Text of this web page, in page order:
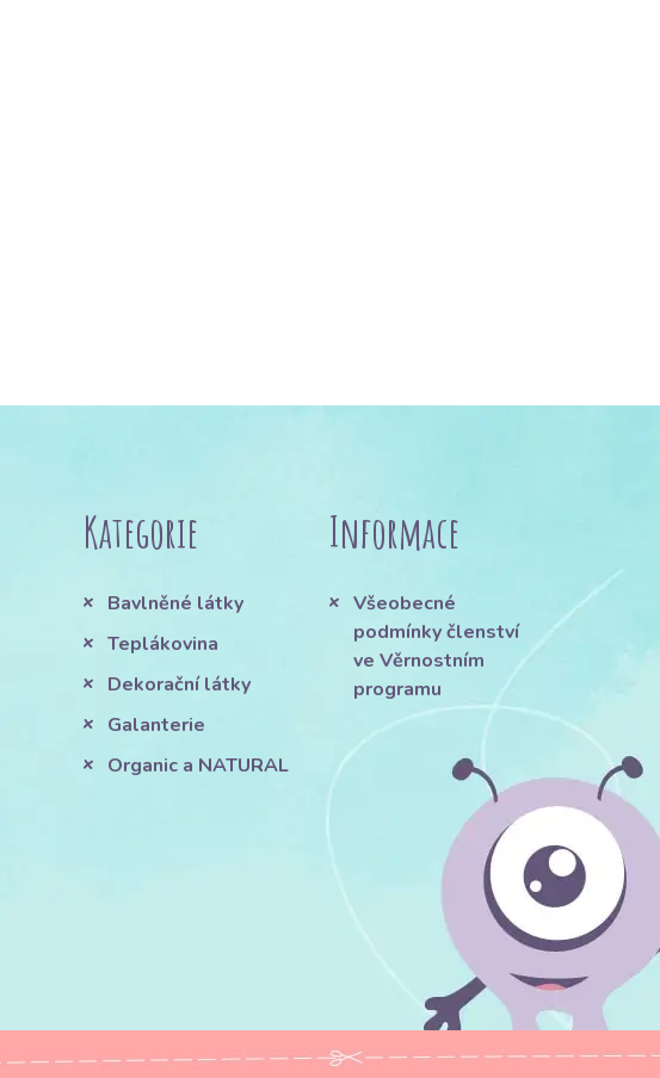
Kategorie
Bavlněné látky
Teplákovina
Dekorační látky
Galanterie
Organic a NATURAL
Informace
Všeobecné
podmínky členství
ve Věrnostním
programu